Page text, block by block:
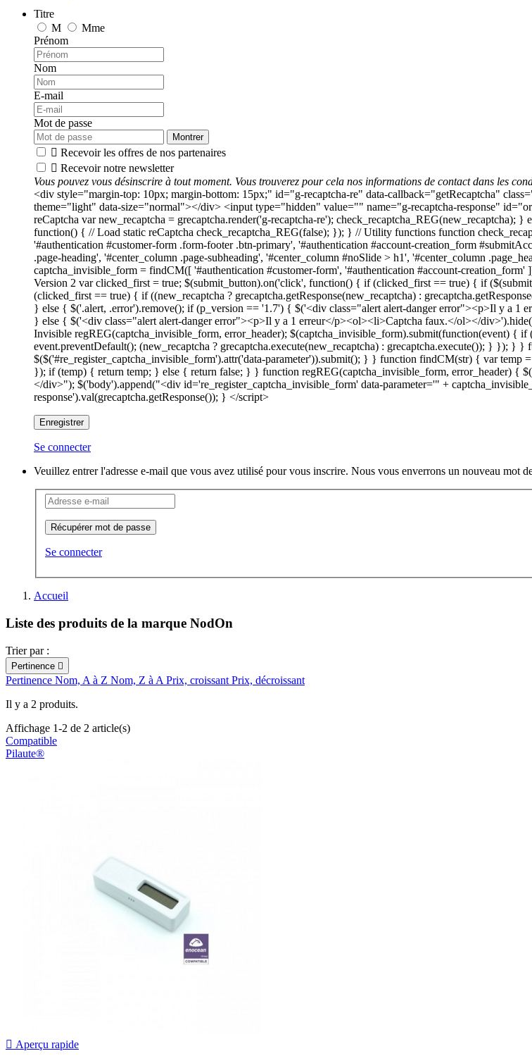
Titre
M
Mme
Prénom
Nom
E-mail
Mot de passe
Montrer
 Recevoir les offres de nos partenaires
 Recevoir notre newsletter
Vous pouvez vous désinscrire à tout moment. Vous trouverez pour cela nos informations de contact dans les
<div style="margin-top: 10px; margin-bottom: 15px;" id="g-recaptcha-re" data-callback="getRecaptcha"
theme="light" data-size="normal"></div> <input type="hidden" value="" name="g-recaptcha-response"
reCaptcha var new_recaptcha = grecaptcha.render('g-recaptcha-re');
function() { // Load static reCaptcha check_recaptcha_REG(false); }); } // Utility functions function
'#authentication #customer-form .form-footer .btn-primary', '#authentication #account-creation_form
.page-heading', '#center_column .page-subheading', '#center_column #noSlide > h1', '#center_column
captcha_invisible_form = findCM([ '#authentication #customer-form', '#authentication #account-
Version 2 var clicked_first = true; $(submit_button).on('click', function() { if (clicked_first == true) { if
(clicked_first == true) { if ((new_recaptcha ? grecaptcha.getResponse(new_recaptcha) :
} else { $('.alert, .error').remove(); if (p_version == '1.7') { $('<div class="alert alert-danger error"><p>Il y a 1
} else { $('<div class="alert alert-danger error"><p>Il y a 1 erreur</p><ol><li>Captcha faux.</ol></
Invisible regREG(captcha_invisible_form, error_header); $(captcha_invisible_form).submit(function(event) { if
event.preventDefault(); (new_recaptcha ? grecaptcha.execute(new_recaptcha) : grecaptcha.execute()); } });
$($('#re_register_captcha_invisible_form').attr('data-parameter')).submit(); } } function findCM(str) { var
}); if (temp) { return temp; } else { return false; } } function regREG(captcha_invisible_form, error_header) {
</div>"); $('body').append("<div id='re_register_captcha_invisible_form' data-parameter='" +
response').val(grecaptcha.getResponse()); } </script>
Enregistrer
Se connecter
Veuillez entrer l'adresse e-mail que vous avez utilisé pour vous inscrire. Nous vous enverrons un nouveau mot
Récupérer mot de passe
Se connecter
Accueil
Liste des produits de la marque NodOn
Trier par :
Pertinence 
Pertinence Nom, A à Z Nom, Z à A Prix, croissant Prix, décroissant
Il y a 2 produits.
Affichage 1-2 de 2 article(s)
Compatible
Pilaute®
 Aperçu rapide